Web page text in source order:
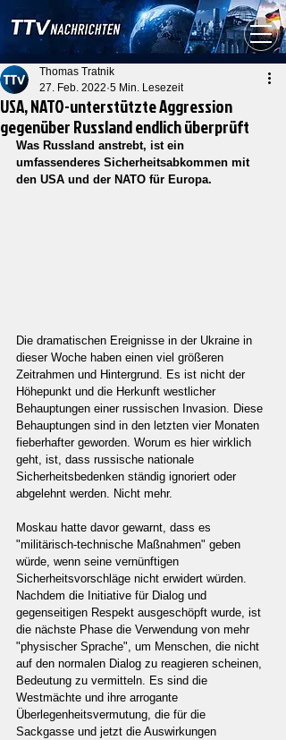
USA, NATO-unterstützte Aggression
gegenüber Russland endlich überprüft
Thomas Tratnik
27. Feb. 2022 5 Min. Lesezeit
Was Russland anstrebt, ist ein
umfassenderes Sicherheitsabkommen mit
den USA und der NATO für Europa.
Die dramatischen Ereignisse in der Ukraine in
dieser Woche haben einen viel größeren
Zeitrahmen und Hintergrund. Es ist nicht der
Höhepunkt und die Herkunft westlicher
Behauptungen einer russischen Invasion. Diese
Behauptungen sind in den letzten vier Monaten
fieberhafter geworden. Worum es hier wirklich
geht, ist, dass russische nationale
Sicherheitsbedenken ständig ignoriert oder
abgelehnt werden. Nicht mehr.
Moskau hatte davor gewarnt, dass es
"militärisch-technische Maßnahmen" geben
würde, wenn seine vernünftigen
Sicherheitsvorschläge nicht erwidert würden.
Nachdem die Initiative für Dialog und
gegenseitigen Respekt ausgeschöpft wurde, ist
die nächste Phase die Verwendung von mehr
"physischer Sprache", um Menschen, die nicht
auf den normalen Dialog zu reagieren scheinen,
Bedeutung zu vermitteln. Es sind die
Westmächte und ihre arrogante
Überlegenheitsvermutung, die für die
Sackgasse und jetzt die Auswirkungen